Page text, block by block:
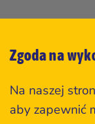
Zgoda na
Na naszej
aby zapewnić